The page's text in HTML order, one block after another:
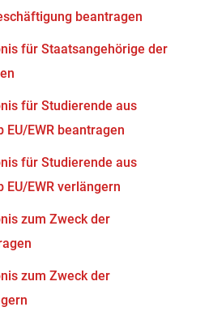
beantragen
für Staatsangehörige der
für Studierende aus
EWR beantragen
für Studierende aus
EWR verlängern
zum Zweck der
zum Zweck der